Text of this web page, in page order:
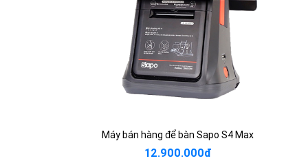
Máy bán hàng để bàn Sapo S4 Max
12.900.000đ